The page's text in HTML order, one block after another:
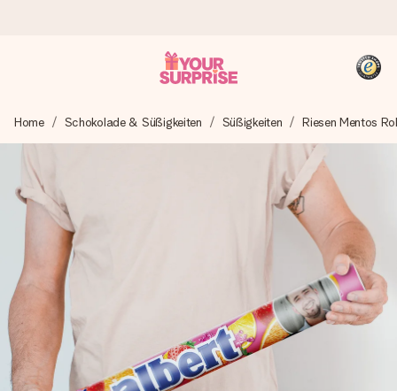
Wir bereiten dein Geschenk sorgfältig vor und schicken es
blitzschnell – damit du es genau zum richtigen Zeitpunkt
überreichen kannst, wenn es am meisten zählt.
4,8 (basierend auf +15.000 Bewertungen)
Unsere Geschenke begeistern. Kunden bewerten uns mit
4,8 bei Google Reviews (Gesamtergebnis aller Länder, in
die wir versenden).
+49 39292 929695
Home Schokolade & Süßigkeiten Süßigkeiten Riesen Mentos